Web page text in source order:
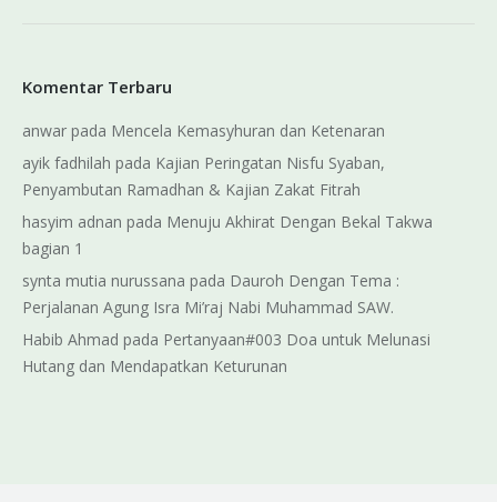
Komentar Terbaru
anwar pada Mencela Kemasyhuran dan Ketenaran
ayik fadhilah pada Kajian Peringatan Nisfu Syaban,
Penyambutan Ramadhan & Kajian Zakat Fitrah
hasyim adnan pada Menuju Akhirat Dengan Bekal Takwa
bagian 1
synta mutia nurussana pada Dauroh Dengan Tema :
Perjalanan Agung Isra Mi’raj Nabi Muhammad SAW.
Habib Ahmad pada Pertanyaan#003 Doa untuk Melunasi
Hutang dan Mendapatkan Keturunan